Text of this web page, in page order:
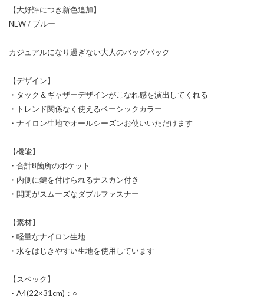
【大好評につき新色追加】
NEW / ブルー
カジュアルになり過ぎない大人のバッグパック
【デザイン】
・タック＆ギャザーデザインがこなれ感を演出してくれる
・トレンド関係なく使えるベーシックカラー
・ナイロン生地でオールシーズンお使いいただけます
【機能】
・合計8箇所のポケット
・内側に鍵を付けられるナスカン付き
・開閉がスムーズなダブルファスナー
【素材】
・軽量なナイロン生地
・水をはじきやすい生地を使用しています
【スペック】
・A4(22×31cm)：○